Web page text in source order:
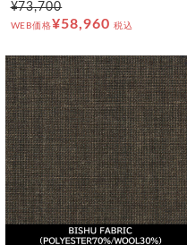
¥73,700
WEB価格¥58,960 税込